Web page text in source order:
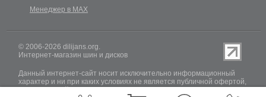
Менеджер в MAX
© 2006-2026 dilijans.org.
Интернет-магазин шин и дисков
Данный интернет-сайт носит исключительно информационный
характер и ни при каких условиях не является публичной офертой,